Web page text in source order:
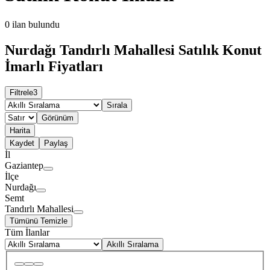
0 ilan bulundu
Nurdağı Tandırlı Mahallesi Satılık Konut
İmarlı Fiyatları
Filtrele3
Sırala
Görünüm
Harita
Kaydet
Paylaş
İl
Gaziantep
İlçe
Nurdağı
Semt
Tandırlı Mahallesi
Tümünü Temizle
Tüm İlanlar
Akıllı Sıralama